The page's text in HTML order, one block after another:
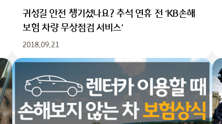
귀성길 안전 챙기셨나요? 추석 연휴 전 ‘KB손해
보험 차량 무상점검 서비스’
2018.09.21